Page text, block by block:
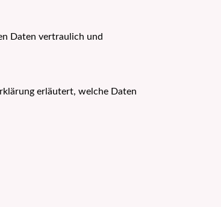
Daten vertraulich und
erläutert, welche Daten